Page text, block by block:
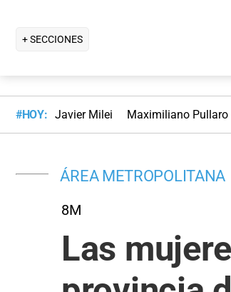
+ SECCIONES
#HOY: Javier Milei Maximiliano Pullaro
ÁREA METROPOLITANA
8M
Las